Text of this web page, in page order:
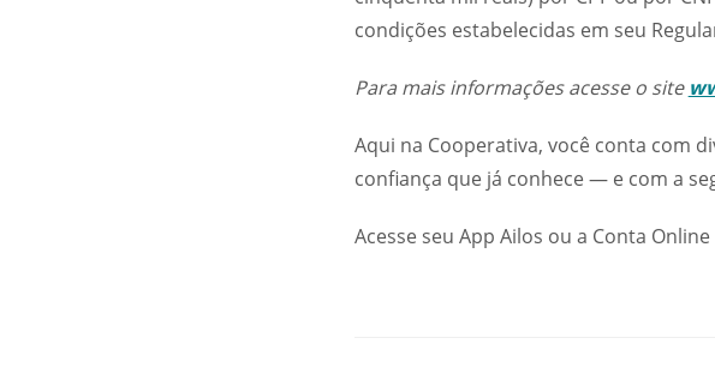
condições estabelecidas em seu
Para mais informações acesse o site
Aqui na Cooperativa, você conta com
confiança que já conhece — e com a
Acesse seu App Ailos ou a Conta